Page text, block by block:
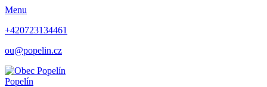
Menu
+420723134461
ou@popelin.cz
Popelín